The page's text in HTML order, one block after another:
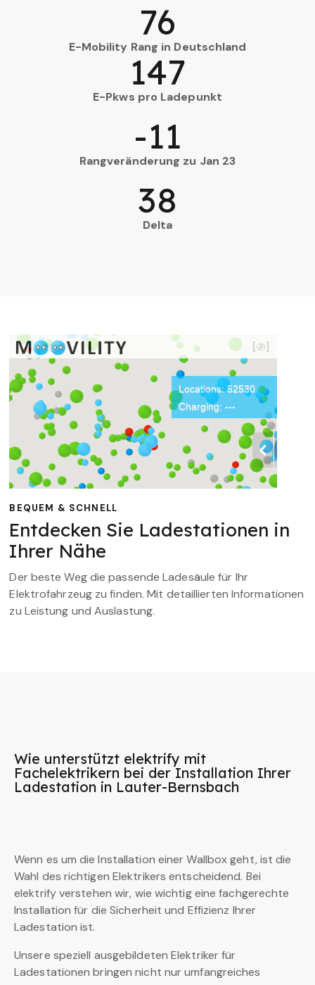
E-Mobility Rang in Deutschland
76
E-Pkws pro Ladepunkt
147
Rangveränderung zu Jan 23
-11
Delta
38
BEQUEM & SCHNELL
Entdecken Sie Ladestationen in
Ihrer Nähe
Der beste Weg die passende Ladesäule für Ihr
Elektrofahrzeug zu finden. Mit detaillierten Informationen
zu Leistung und Auslastung.
Wie unterstützt elektrify mit
Fachelektrikern bei der Installation Ihrer
Ladestation in Lauter-Bernsbach
Wenn es um die Installation einer Wallbox geht, ist die
Wahl des richtigen Elektrikers entscheidend. Bei
elektrify verstehen wir, wie wichtig eine fachgerechte
Installation für die Sicherheit und Effizienz Ihrer
Ladestation ist.
Unsere speziell ausgebildeten Elektriker für
Ladestationen bringen nicht nur umfangreiches